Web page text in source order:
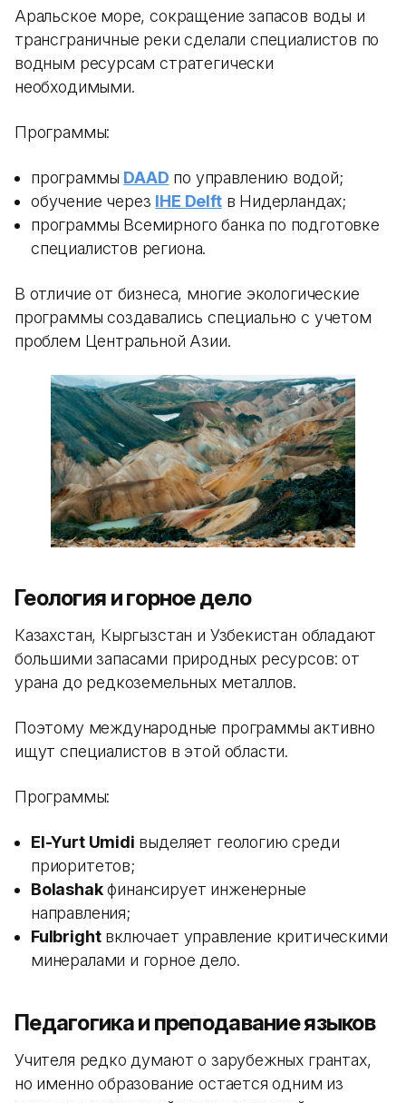
Аральское море, сокращение запасов воды и
трансграничные реки сделали специалистов по
водным ресурсам стратегически
необходимыми.
Программы:
программы DAAD по управлению водой;
обучение через IHE Delftв Нидерландах;
программы Всемирного банка по подготовке
специалистов региона.
В отличие от бизнеса, многие экологические
программы создавались специально с учетом
проблем Центральной Азии.
Геология и горное дело
Казахстан, Кыргызстан и Узбекистан обладают
большими запасами природных ресурсов: от
урана до редкоземельных металлов.
Поэтому международные программы активно
ищут специалистов в этой области.
Программы:
El-Yurt Umidi выделяет геологию среди
приоритетов;
Bolashakфинансирует инженерные
направления;
Fulbrightвключает управление критическими
минералами и горное дело.
Педагогика и преподавание языков
Учителя редко думают о зарубежных грантах,
но именно образование остается одним из